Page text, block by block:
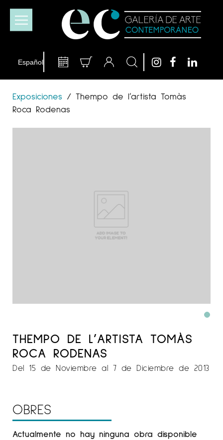
Exposiciones / Thempo de l’artista Tomàs
Roca Rodenas
THEMPO DE L’ARTISTA TOMÀS
ROCA RODENAS
Del 15 de Noviembre al 7 de Diciembre de 2013
OBRES
Actualmente no hay ninguna obra disponible